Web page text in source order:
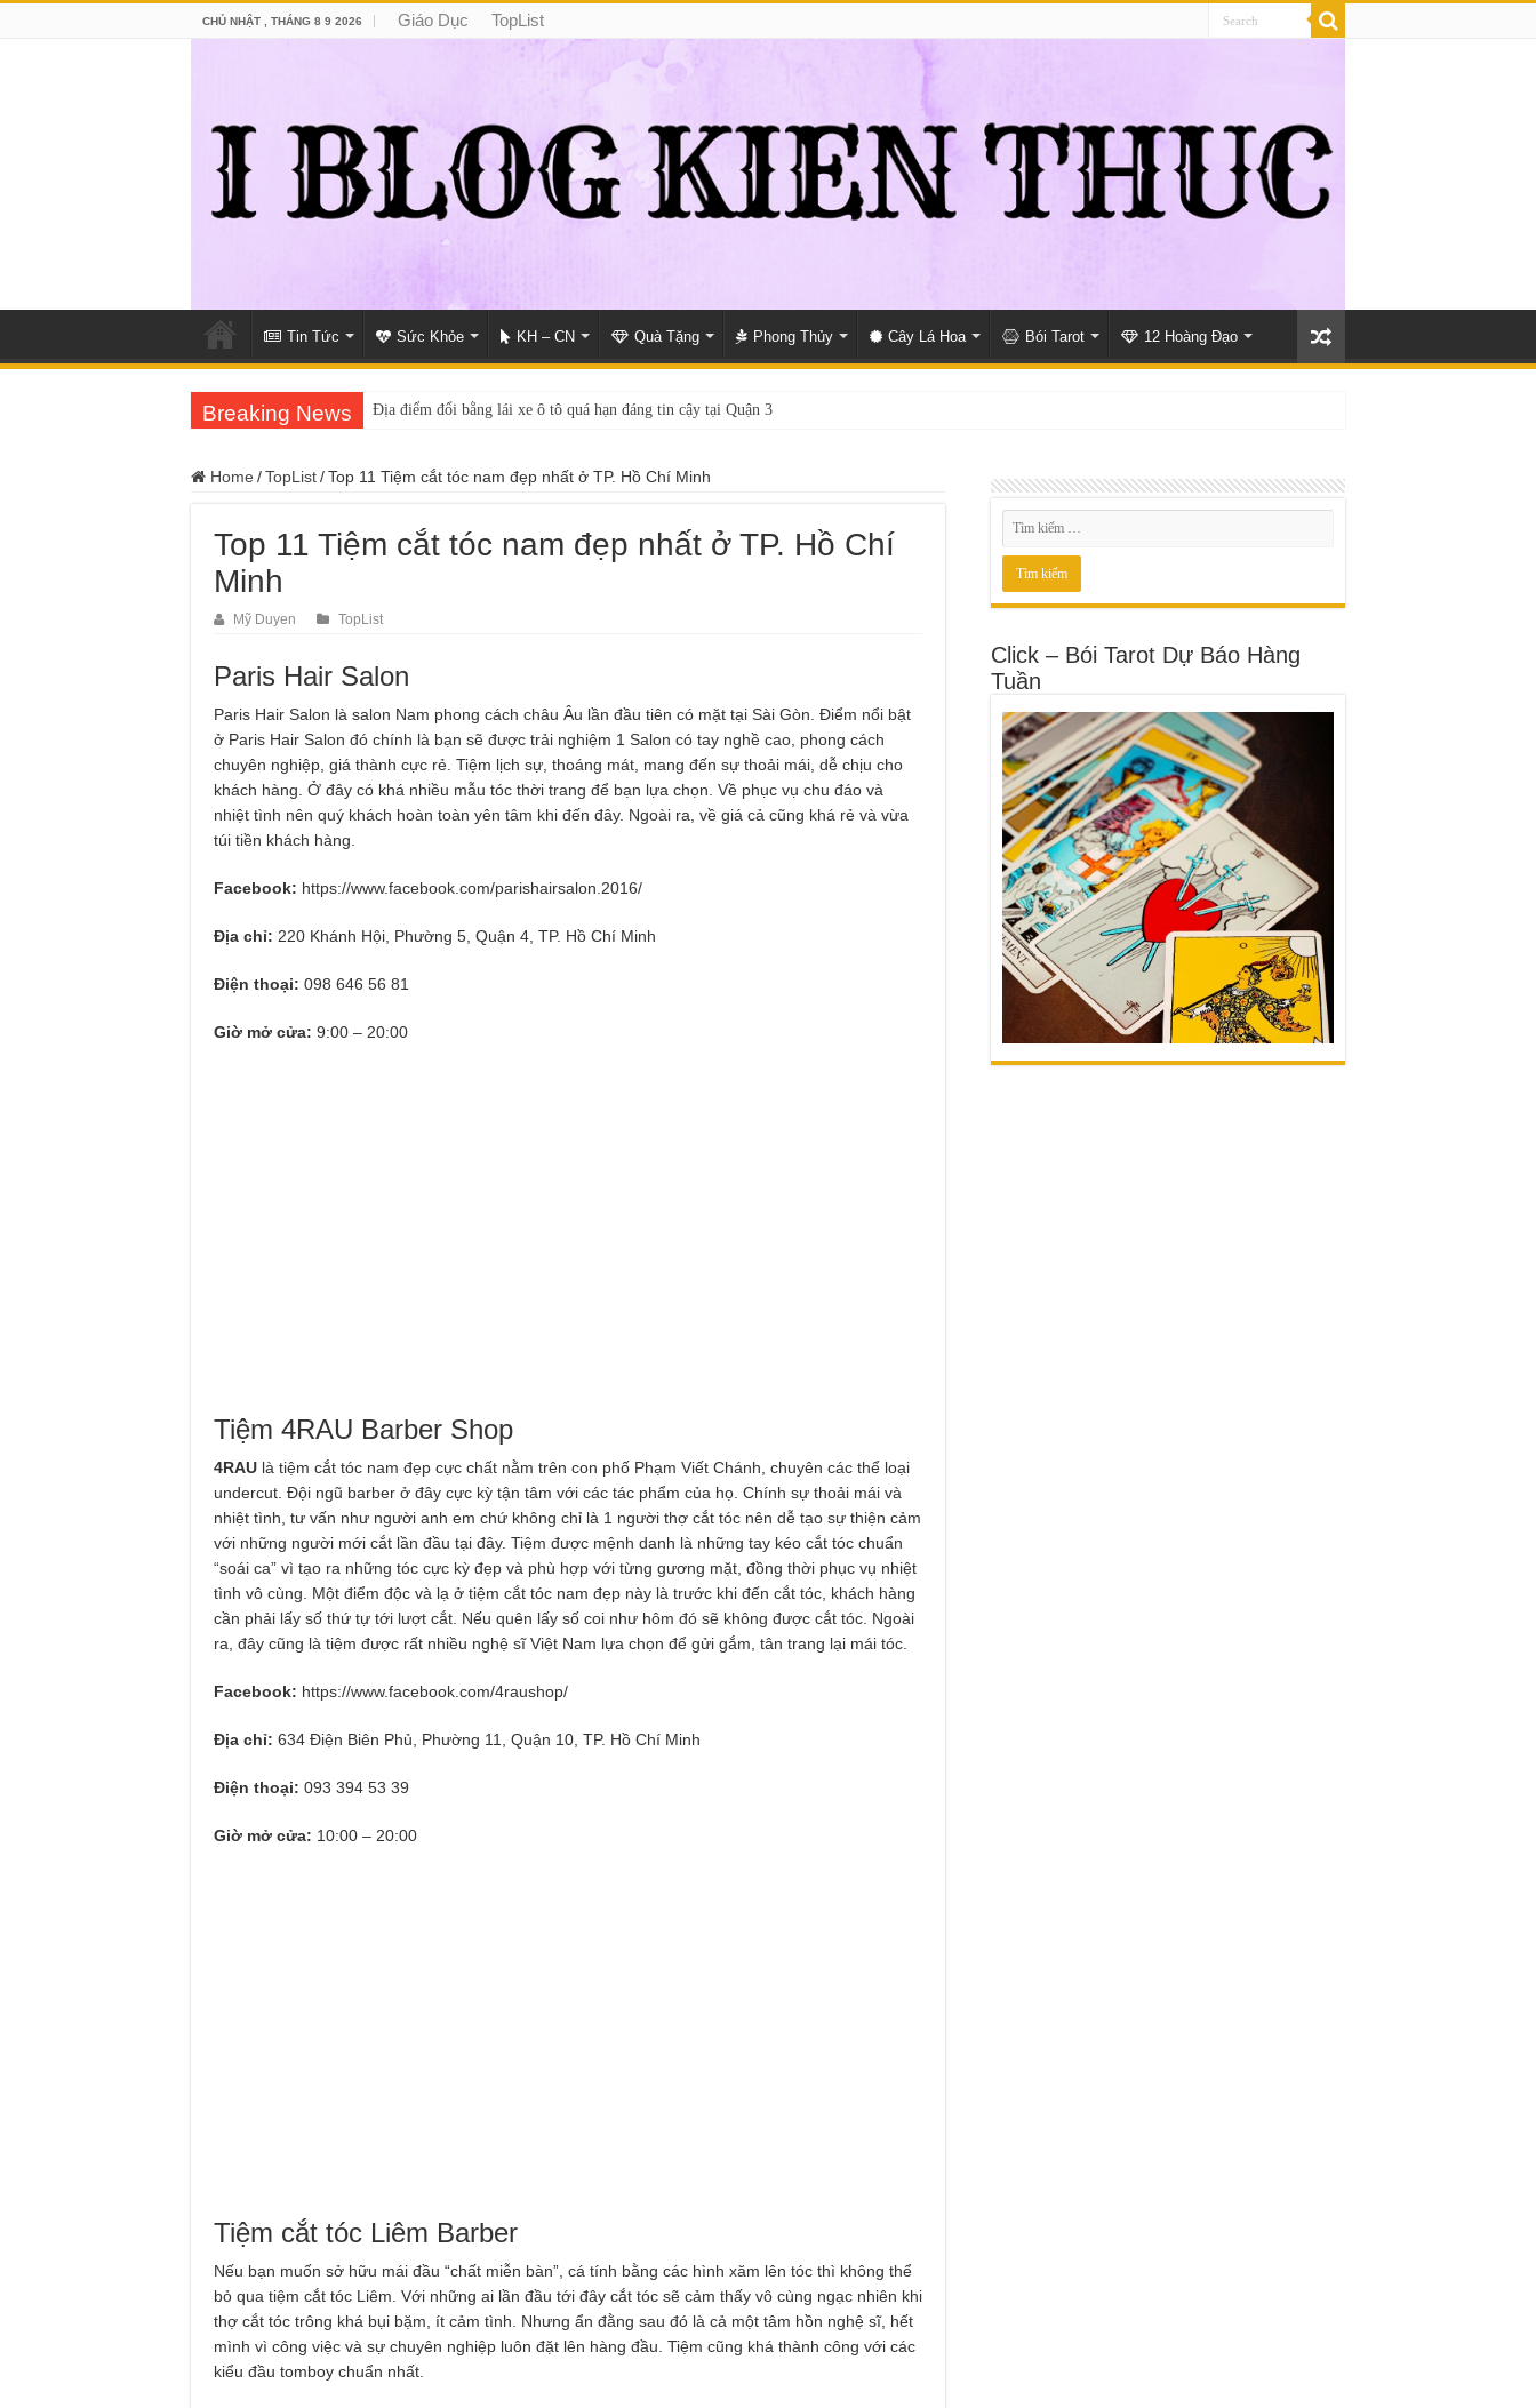
CHỦ NHẬT , THÁNG 8 9 2026 Giáo Dục TopList
Tin Tức Sức Khỏe KH – CN Quà Tặng Phong Thủy Cây Lá Hoa Bói Tarot 12 Hoàng Đạo
Breaking News Địa điểm đổi bằng lái xe ô tô quá hạn đáng tin cậy tại Quận 3
Home /TopList/Top 11 Tiệm cắt tóc nam đẹp nhất ở TP. Hồ Chí Minh
Top 11 Tiệm cắt tóc nam đẹp nhất ở TP. Hồ Chí
Minh
Mỹ Duyen TopList
Paris Hair Salon
Paris Hair Salon là salon Nam phong cách châu Âu lần đầu tiên có mặt tại Sài Gòn. Điểm nổi bật
ở Paris Hair Salon đó chính là bạn sẽ được trải nghiệm 1 Salon có tay nghề cao, phong cách
chuyên nghiệp, giá thành cực rẻ. Tiệm lịch sự, thoáng mát, mang đến sự thoải mái, dễ chịu cho
khách hàng. Ở đây có khá nhiều mẫu tóc thời trang để bạn lựa chọn. Về phục vụ chu đáo và
nhiệt tình nên quý khách hoàn toàn yên tâm khi đến đây. Ngoài ra, về giá cả cũng khá rẻ và vừa
túi tiền khách hàng.
Facebook: https://www.facebook.com/parishairsalon.2016/
Địa chỉ: 220 Khánh Hội, Phường 5, Quận 4, TP. Hồ Chí Minh
Điện thoại: 098 646 56 81
Giờ mở cửa: 9:00 – 20:00
Tiệm 4RAU Barber Shop
4RAU là tiệm cắt tóc nam đẹp cực chất nằm trên con phố Phạm Viết Chánh, chuyên các thể loại
undercut. Đội ngũ barber ở đây cực kỳ tận tâm với các tác phẩm của họ. Chính sự thoải mái và
nhiệt tình, tư vấn như người anh em chứ không chỉ là 1 người thợ cắt tóc nên dễ tạo sự thiện cảm
với những người mới cắt lần đầu tại đây. Tiệm được mệnh danh là những tay kéo cắt tóc chuẩn
“soái ca” vì tạo ra những tóc cực kỳ đẹp và phù hợp với từng gương mặt, đồng thời phục vụ nhiệt
tình vô cùng. Một điểm độc và lạ ở tiệm cắt tóc nam đẹp này là trước khi đến cắt tóc, khách hàng
cần phải lấy số thứ tự tới lượt cắt. Nếu quên lấy số coi như hôm đó sẽ không được cắt tóc. Ngoài
ra, đây cũng là tiệm được rất nhiều nghệ sĩ Việt Nam lựa chọn để gửi gắm, tân trang lại mái tóc.
Facebook: https://www.facebook.com/4raushop/
Địa chỉ: 634 Điện Biên Phủ, Phường 11, Quận 10, TP. Hồ Chí Minh
Điện thoại: 093 394 53 39
Giờ mở cửa: 10:00 – 20:00
Tiệm cắt tóc Liêm Barber
Nếu bạn muốn sở hữu mái đầu “chất miễn bàn”, cá tính bằng các hình xăm lên tóc thì không thể
bỏ qua tiệm cắt tóc Liêm. Với những ai lần đầu tới đây cắt tóc sẽ cảm thấy vô cùng ngạc nhiên khi
thợ cắt tóc trông khá bụi bặm, ít cảm tình. Nhưng ẩn đằng sau đó là cả một tâm hồn nghệ sĩ, hết
mình vì công việc và sự chuyên nghiệp luôn đặt lên hàng đầu. Tiệm cũng khá thành công với các
kiểu đầu tomboy chuẩn nhất.
Click – Bói Tarot Dự Báo Hàng
Tuần